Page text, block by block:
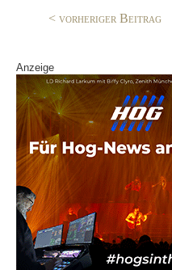
o< vorheriger Beitrag
Anzeige